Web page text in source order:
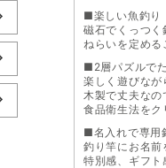
■楽しい魚釣り
磁石でくっつ
ねらいを定め
■2層パズルで
楽しく遊びな
木製で丈夫な
食品衛生法を
■名入れで専用
釣り竿にお名前
特別感、ギフ